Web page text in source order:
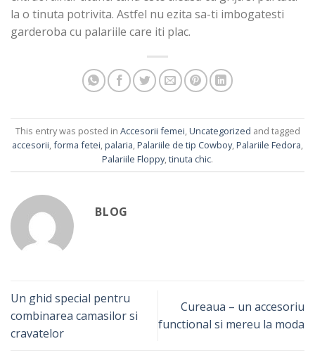
la o tinuta potrivita. Astfel nu ezita sa-ti imbogatesti
garderoba cu palariile care iti plac.
This entry was posted in Accesorii femei,Uncategorized and tagged
accesorii,forma fetei,palaria,Palariile de tip Cowboy,Palariile Fedora,
Palariile Floppy,tinuta chic.
BLOG
Un ghid special pentru
combinarea camasilor si
cravatelor
Cureaua – un accesoriu
functional si mereu la moda